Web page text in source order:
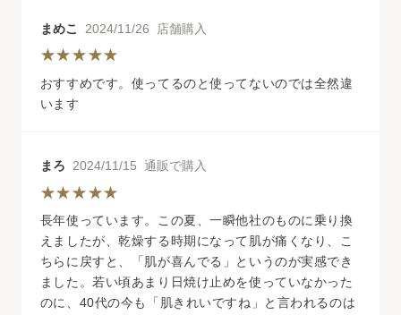
まめこ 2024/11/26 店舗購入
おすすめです。使ってるのと使ってないのでは全然違
います
まろ 2024/11/15 通販で購入
長年使っています。この夏、一瞬他社のものに乗り換
えましたが、乾燥する時期になって肌が痛くなり、こ
ちらに戻すと、「肌が喜んでる」というのが実感でき
ました。若い頃あまり日焼け止めを使っていなかった
のに、40代の今も「肌きれいですね」と言われるのは